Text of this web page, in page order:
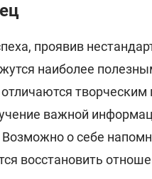
проявив
наиболее
творческим
важной
о себе
восстановить